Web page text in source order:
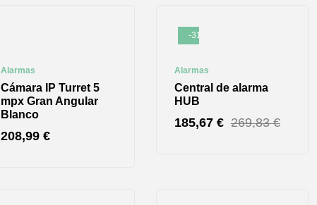
Alarmas
Cámara IP Turret 5
mpx Gran Angular
Blanco
208,99 €
-31%
Alarmas
Central de alarma
HUB
269,83€
185,67 €